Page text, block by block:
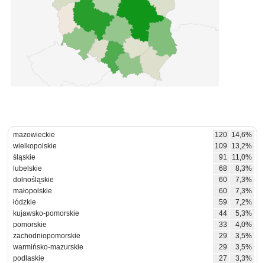
mazowieckie 120 14,6%
wielkopolskie
109
13,2%
śląskie
91
11,0%
lubelskie
68
8,3%
dolnośląskie
60
7,3%
małopolskie
60
7,3%
łódzkie
59
7,2%
kujawsko-pomorskie
44
5,3%
pomorskie
33
4,0%
zachodniopomorskie
29
3,5%
warmińsko-mazurskie
29
3,5%
podlaskie
27
3,3%